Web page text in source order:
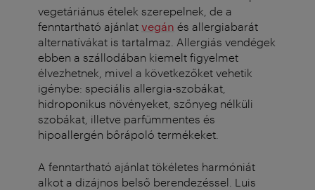
vegetáriánus ételek szerepelnek, de a
fenntartható ajánlat vegán és allergiabarát
alternatívákat is tartalmaz. Allergiás vendégek
ebben a szállodában kiemelt figyelmet
élvezhetnek, mivel a következőket vehetik
igénybe: speciális allergia-szobákat,
hidroponikus növényeket, szőnyeg nélküli
szobákat, illetve parfümmentes és
hipoallergén bőrápoló termékeket.
A fenntartható ajánlat tökéletes harmóniát
alkot a dizájnos belső berendezéssel. Luis